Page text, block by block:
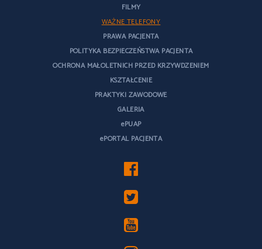
FILMY
WAŻNE TELEFONY
PRAWA PACJENTA
POLITYKA BEZPIECZEŃSTWA PACJENTA
OCHRONA MAŁOLETNICH PRZED KRZYWDZENIEM
KSZTAŁCENIE
PRAKTYKI ZAWODOWE
GALERIA
ePUAP
ePORTAL PACJENTA